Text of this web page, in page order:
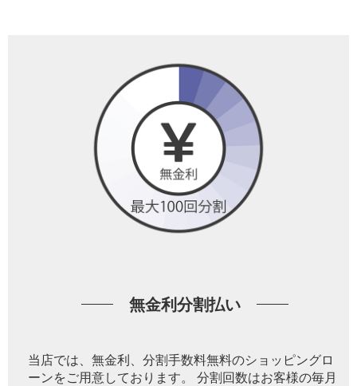
無金利分割払い
当店では、無金利、分割手数料無料のショッピングロ
ーンをご用意しております。 分割回数はお客様の毎月